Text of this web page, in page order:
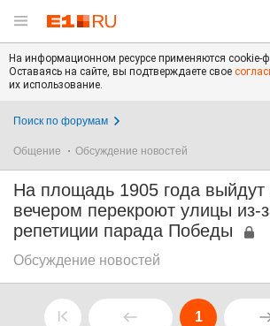
На информационном ресурсе применяются cookie-
Оставаясь на сайте, вы подтверждаете свое
их использование.
Поиск по форумам
Общение Обсуждение новостей
На площадь 1905 года выйдут
вечером перекроют улицы из-
репетиции парада Победы
Обсуждение новостей
1